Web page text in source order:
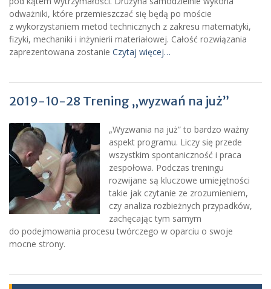
odważniki, które przemieszczać się będą po moście
z wykorzystaniem metod technicznych z zakresu matematyki,
fizyki, mechaniki i inżynierii materiałowej. Całość rozwiązania
zaprezentowana zostanie Czytaj więcej…
2019-10-28 Trening „wyzwań na już”
„Wyzwania na już” to bardzo ważny
aspekt programu. Liczy się przede
wszystkim spontaniczność i praca
zespołowa. Podczas treningu
rozwijane są kluczowe umiejętności
takie jak czytanie ze zrozumieniem,
czy analiza rozbieżnych przypadków,
zachęcając tym samym
do podejmowania procesu twórczego w oparciu o swoje
mocne strony.